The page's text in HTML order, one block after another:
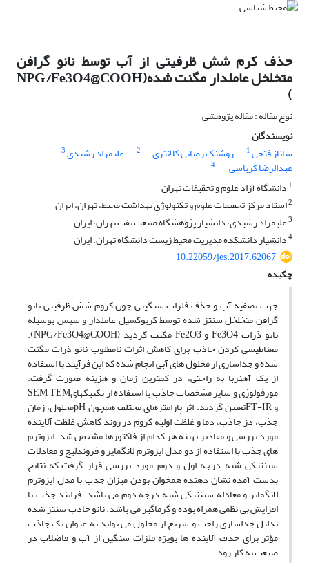
حذف کرم شش ظرفیتی از آب توسط نانو گرافن
متخلخل عاملدار مگنت شده(NPG/Fe3O4@COOH
)
نوع مقاله : مقاله پژوهشی
نویسندگان
ساناز فتحی1 روشنک رضایی کلانتری 2 علیمراد رشیدی3
عبدالرضا کرباسی
4
1 دانشگاه آزاد علوم و تحقیقات تهران
2استاد مرکز تحقیقات علوم و تکنولوژی بهداشت محیط، تهران، ایران
3علیمراد رشیدی، دانشیار پژوهشگاه صنعت نفت تهران، ایران
4دانشیار دانشکده مدیریت محیط زیست دانشگاه تهران، ایران
10.22059/jes.2017.62067
چکیده
جهت تصفیه آب و حذف فلزات سنگینی چون کروم شش ظرفیتی نانو
گرافن متخلخل سنتز شده توسط کربوکسیل عاملدار و سپس بوسیله
نانو ذرات Fe3O4 و Fe2O3 مگنت گردید (NPG/Fe3O4@COOH).
مغناطیسی کردن جاذب برای کاهش اثرات نامطلوب نانو ذرات مگنت
شده و جداسازی از محلول های آبی انجام شده که این فرآیند با استفاده
از یک آهنربا به راحتی، در کمترین زمان و هزینه صورت گرفت.
مورفولوژی و سایر مشخصات جاذب با استفاده از تکنیکهایSEM, TEM
و FT-IRتعیین گردید. اثر پارامترهای مختلف همچون pHمحلول، زمان
جذب، دز جاذب، دما و غلظت اولیه کروم در روند کاهش غلظت آلاینده
مورد بررسی و مقادیر بهینه هر کدام از فاکتورها مشخص شد. ایزوترم
های جذب با استفاده از دو مدل ایزوترم لانگمایر و فروندلیچ و معادلات
سینتیکی شبه درجه اول و دوم مورد بررسی قرار گرفت.که نتایج
بدست آمده نشان دهنده همخوان بودن میزان جذب با مدل ایزوترم
لانگمایر و معادله سینتیکی شبه درجه دوم می باشد. فرایند جذب با
افزایش بی نظمی همراه بوده و گرماگیر می باشد. نانو جاذب سنتز شده
بدلیل جداسازی راحت و سریع از محلول می تواند به عنوان یک جاذب
مؤثر برای حذف آلاینده ها بویژه فلزات سنگین از آب و فاضلاب در
صنعت به کار رود.